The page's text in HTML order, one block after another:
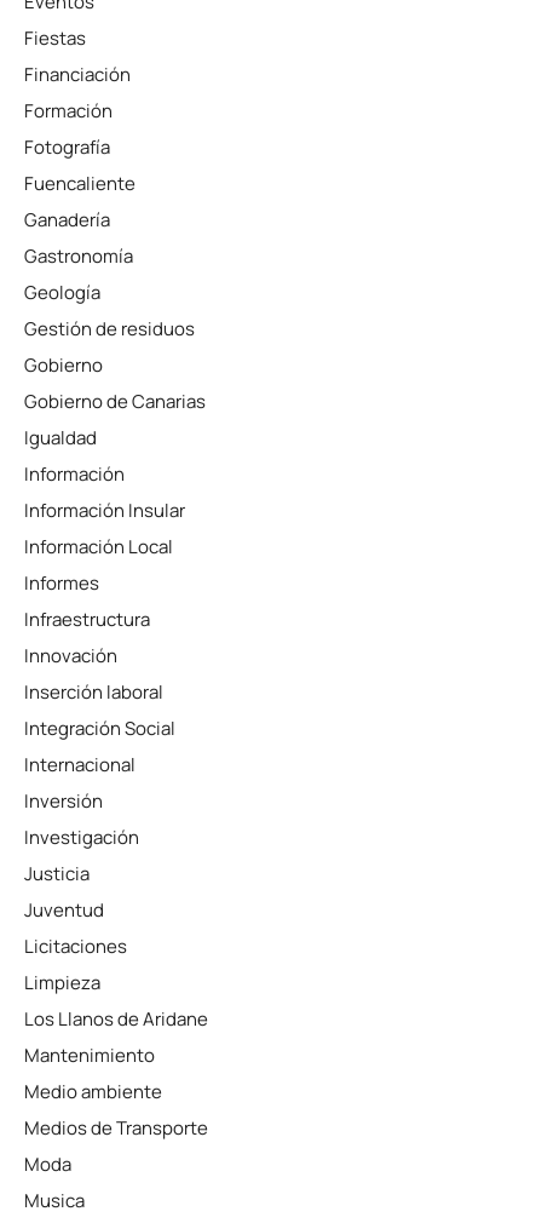
Fiestas
Financiación
Formación
Fotografía
Fuencaliente
Ganadería
Gastronomía
Geología
Gestión de residuos
Gobierno
Gobierno de Canarias
Igualdad
Información
Información Insular
Información Local
Informes
Infraestructura
Innovación
Inserción laboral
Integración Social
Internacional
Inversión
Investigación
Justicia
Juventud
Licitaciones
Limpieza
Los Llanos de Aridane
Mantenimiento
Medio ambiente
Medios de Transporte
Moda
Musica